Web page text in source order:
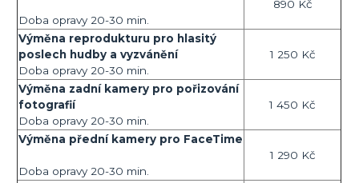
Doba opravy 20-30 min.
890 Kč
Výměna reprodukturu pro hlasitý
poslech hudby a vyzvánění
Doba opravy 20-30 min.
1 250 Kč
Výměna zadní kamery pro pořizování
fotografií
Doba opravy 20-30 min.
1 450 Kč
Výměna přední kamery pro FaceTime
Doba opravy 20-30 min.
1 290 Kč